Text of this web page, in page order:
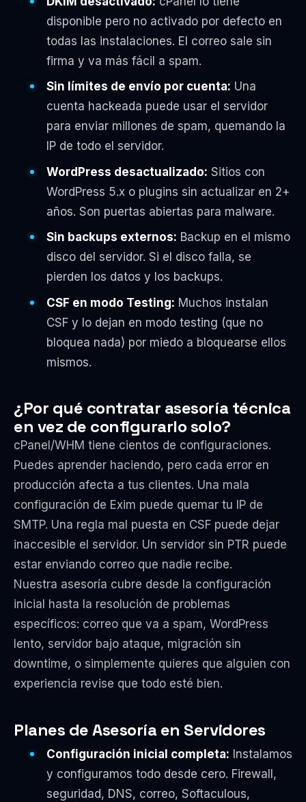
disponible pero no activado por defecto en
todas las instalaciones. El correo sale sin
firma y va más fácil a spam.
Sin límites de envío por cuenta: Una
cuenta hackeada puede usar el servidor
para enviar millones de spam, quemando la
IP de todo el servidor.
WordPress desactualizado: Sitios con
WordPress 5.x o plugins sin actualizar en 2+
años. Son puertas abiertas para malware.
Sin backups externos: Backup en el mismo
disco del servidor. Si el disco falla, se
pierden los datos y los backups.
CSF en modo Testing: Muchos instalan
CSF y lo dejan en modo testing (que no
bloquea nada) por miedo a bloquearse ellos
mismos.
¿Por qué contratar asesoría técnica
en vez de configurarlo solo?
cPanel/WHM tiene cientos de configuraciones.
Puedes aprender haciendo, pero cada error en
producción afecta a tus clientes. Una mala
configuración de Exim puede quemar tu IP de
SMTP. Una regla mal puesta en CSF puede dejar
inaccesible el servidor. Un servidor sin PTR puede
estar enviando correo que nadie recibe.
Nuestra asesoría cubre desde la configuración
inicial hasta la resolución de problemas
específicos: correo que va a spam, WordPress
lento, servidor bajo ataque, migración sin
downtime, o simplemente quieres que alguien con
experiencia revise que todo esté bien.
Planes de Asesoría en Servidores
Configuración inicial completa: Instalamos
y configuramos todo desde cero. Firewall,
seguridad, DNS, correo, Softaculous,